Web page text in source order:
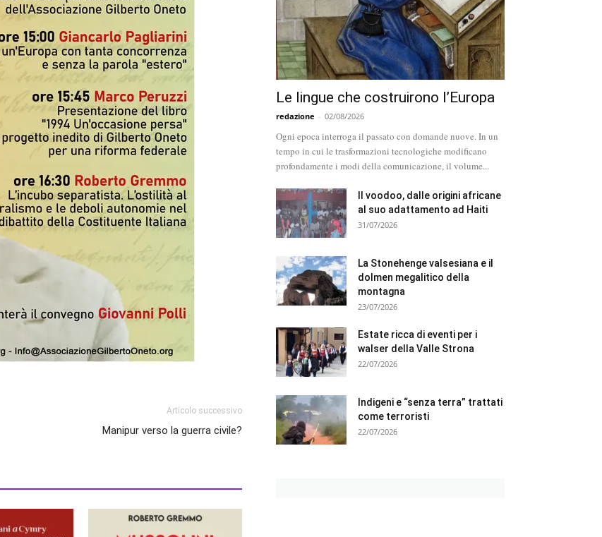
Articolo successivo
Manipur verso la guerra civile?
Le lingue che costruirono l’Europa
redazione - 02/08/2026
Ogni epoca interroga il passato con domande nuove. In un
tempo in cui le trasformazioni tecnologiche modificano
profondamente i modi della comunicazione, il volume...
Il voodoo, dalle origini africane
al suo adattamento ad Haiti
31/07/2026
La Stonehenge valsesiana e il
dolmen megalitico della
montagna
23/07/2026
Estate ricca di eventi per i
walser della Valle Strona
22/07/2026
Indigeni e “senza terra” trattati
come terroristi
22/07/2026